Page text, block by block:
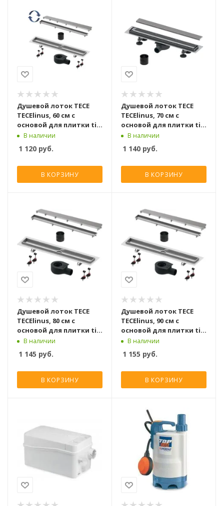
Душевой лоток TECE
TECElinus, 60 см с
основой для плитки tile
и панелью steel 2 в 1
В наличии
1 120 руб.
В КОРЗИНУ
Душевой лоток TECE
TECElinus, 70 см с
основой для плитки tile
и панелью steel 2 в 1
В наличии
1 140 руб.
В КОРЗИНУ
Душевой лоток TECE
TECElinus, 80 см с
основой для плитки tile
и панелью steel 2 в 1
В наличии
1 145 руб.
В КОРЗИНУ
Душевой лоток TECE
TECElinus, 90 см с
основой для плитки tile
и панелью steel 2 в 1
В наличии
1 155 руб.
В КОРЗИНУ